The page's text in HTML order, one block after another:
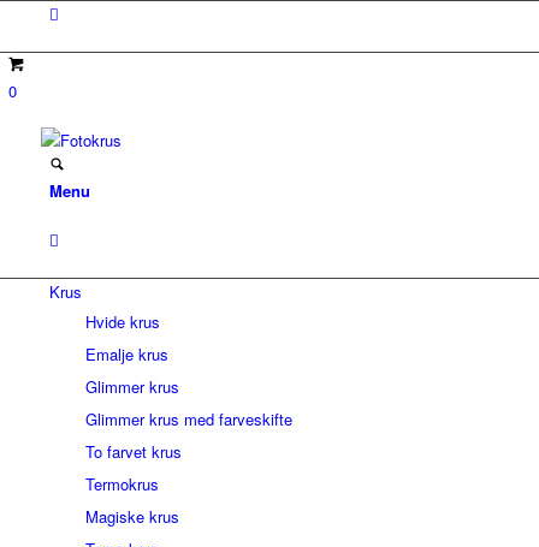
0
Menu
Krus
Hvide krus
Emalje krus
Glimmer krus
Glimmer krus med farveskifte
To farvet krus
Termokrus
Magiske krus